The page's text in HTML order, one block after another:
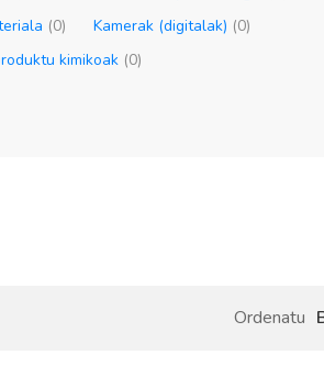
(0) Kamerak (digitalak) (0)
kimikoak (0)
Ordenatu